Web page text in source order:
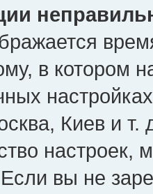
в котором
Киев и т.
настроек,
вы не